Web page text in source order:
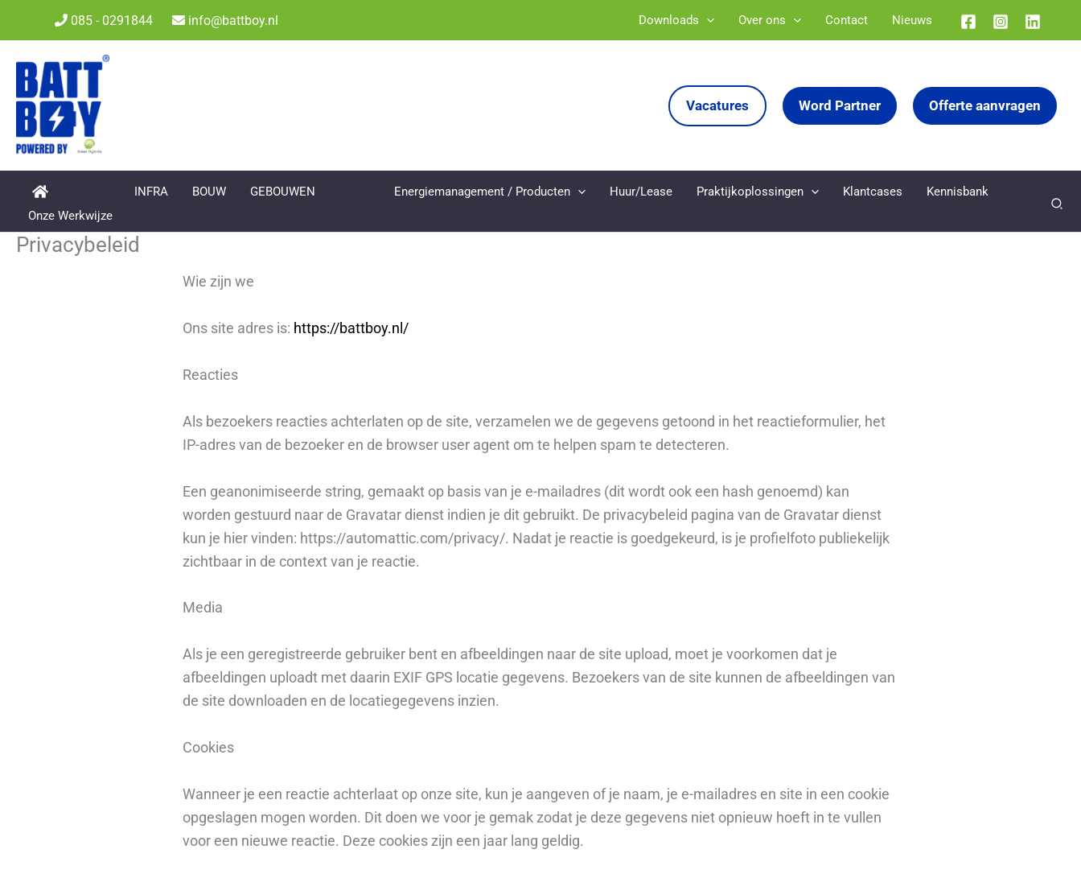
inhoud
085 - 0291844 info@battboy.nl Downloads Over ons Contact Nieuws
Vacatures Word Partner Offerte aanvragen
INFRA BOUW GEBOUWEN Energiemanagement / Producten Huur/Lease Praktijkoplossingen Klantcases
Kennisbank
Onze Werkwijze
Privacybeleid
Wie zijn we
Ons site adres is: https://battboy.nl/
Reacties
Als bezoekers reacties achterlaten op de site, verzamelen we de gegevens getoond in het reactieformulier, het
IP-adres van de bezoeker en de browser user agent om te helpen spam te detecteren.
Een geanonimiseerde string, gemaakt op basis van je e-mailadres (dit wordt ook een hash genoemd) kan
worden gestuurd naar de Gravatar dienst indien je dit gebruikt. De privacybeleid pagina van de Gravatar dienst
kun je hier vinden: https://automattic.com/privacy/. Nadat je reactie is goedgekeurd, is je profielfoto publiekelijk
zichtbaar in de context van je reactie.
Media
Als je een geregistreerde gebruiker bent en afbeeldingen naar de site upload, moet je voorkomen dat je
afbeeldingen uploadt met daarin EXIF GPS locatie gegevens. Bezoekers van de site kunnen de afbeeldingen van
de site downloaden en de locatiegegevens inzien.
Cookies
Wanneer je een reactie achterlaat op onze site, kun je aangeven of je naam, je e-mailadres en site in een cookie
opgeslagen mogen worden. Dit doen we voor je gemak zodat je deze gegevens niet opnieuw hoeft in te vullen
voor een nieuwe reactie. Deze cookies zijn een jaar lang geldig.